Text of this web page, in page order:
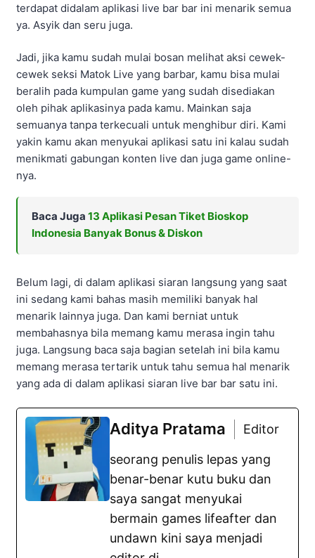
terdapat didalam aplikasi live bar bar ini menarik semua
ya. Asyik dan seru juga.
Jadi, jika kamu sudah mulai bosan melihat aksi cewek-
cewek seksi Matok Live yang barbar, kamu bisa mulai
beralih pada kumpulan game yang sudah disediakan
oleh pihak aplikasinya pada kamu. Mainkan saja
semuanya tanpa terkecuali untuk menghibur diri. Kami
yakin kamu akan menyukai aplikasi satu ini kalau sudah
menikmati gabungan konten live dan juga game online-
nya.
Baca Juga 13 Aplikasi Pesan Tiket Bioskop
Indonesia Banyak Bonus & Diskon
Belum lagi, di dalam aplikasi siaran langsung yang saat
ini sedang kami bahas masih memiliki banyak hal
menarik lainnya juga. Dan kami berniat untuk
membahasnya bila memang kamu merasa ingin tahu
juga. Langsung baca saja bagian setelah ini bila kamu
memang merasa tertarik untuk tahu semua hal menarik
yang ada di dalam aplikasi siaran live bar bar satu ini.
Aditya Pratama Editor
seorang penulis lepas yang
benar-benar kutu buku dan
saya sangat menyukai
bermain games lifeafter dan
undawn kini saya menjadi